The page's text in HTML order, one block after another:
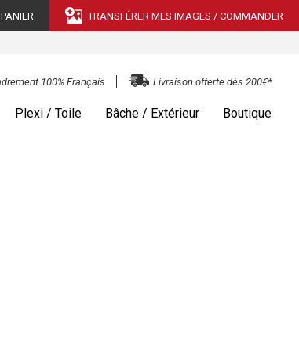
PANIER TRANSFÉRER MES IMAGES / COMMANDER
100% Français Livraison offerte dès 200€*
Plexi / Toile Bâche / Extérieur Boutique